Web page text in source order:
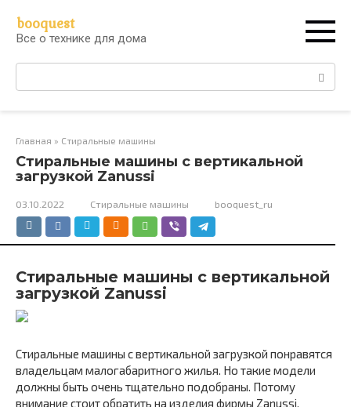
контенту
booquest
Все о технике для дома
Поиск:
Главная » Стиральные машины
Стиральные машины с вертикальной
загрузкой Zanussi
03.10.2022 Стиральные машины booquest_ru
Стиральные машины с вертикальной
загрузкой Zanussi
Стиральные машины с вертикальной загрузкой понравятся
владельцам малогабаритного жилья. Но такие модели
должны быть очень тщательно подобраны. Потому
внимание стоит обратить на изделия фирмы Zanussi,